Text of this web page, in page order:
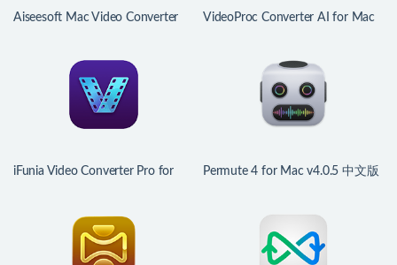
Aiseesoft Mac Video Converter
VideoProc Converter AI for Mac
iFunia Video Converter Pro for
Permute 4 for Mac v4.0.5 中文版